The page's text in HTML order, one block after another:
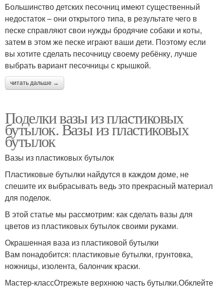
Большинство детских песочниц имеют существенный
недостаток – они открытого типа, в результате чего в
песке справляют свои нужды бродячие собаки и коты,
затем в этом же песке играют ваши дети. Поэтому если
вы хотите сделать песочницу своему ребёнку, лучше
выбрать вариант песочницы с крышкой.
читать дальше →
Поделки вазы из пластиковых
бутылок. Вазы из пластиковых
бутылок
Вазы из пластиковых бутылок
Пластиковые бутылки найдутся в каждом доме, не
спешите их выбрасывать ведь это прекрасный материал
для поделок.
В этой статье мы рассмотрим: как сделать вазы для
цветов из пластиковых бутылок своими руками.
Окрашенная ваза из пластиковой бутылки
Вам понадобится: пластиковые бутылки, грунтовка,
ножницы, изолента, балончик краски.
Мастер-классОтрежьте верхнюю часть бутылки.Обклейте